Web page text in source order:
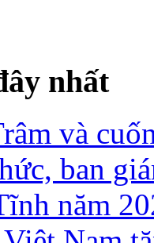
nhất
và
ban
năm